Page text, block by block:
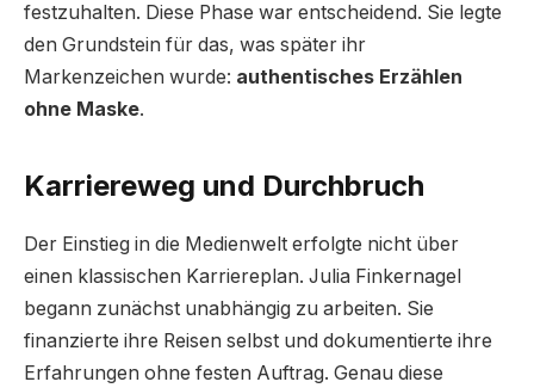
festzuhalten. Diese Phase war entscheidend. Sie legte
den Grundstein für das, was später ihr
Markenzeichen wurde: authentisches Erzählen
ohne Maske.
Karriereweg und Durchbruch
Der Einstieg in die Medienwelt erfolgte nicht über
einen klassischen Karriereplan. Julia Finkernagel
begann zunächst unabhängig zu arbeiten. Sie
finanzierte ihre Reisen selbst und dokumentierte ihre
Erfahrungen ohne festen Auftrag. Genau diese